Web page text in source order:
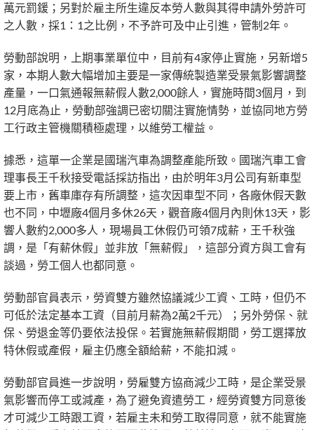
萬元罰鍰；另對於雇主所生違反本勞人數與其得申請外勞許可
之人數，採1：1之比例，不予許可及中止引進，管制2年。
勞動部說明，上期事業單位中，目前有4家停止實施，另新增5
家，本期人數大幅增加主要是一家傳統製造業受景氣影響調整
產量，一口氣通報無薪假人數2,000餘人，實施時間3個月，到
12月底為止，勞動部強調已密切關注實施情勢，並協同地方勞
工行政主管機關積極處理，以維勞工權益。
據悉，這單一企業是國瑞汽車為調整產能所致。國瑞汽車工會
理事長王千秋接受電話採訪指出，由於明年3月公司有新車型
要上市，舊車庫存有所調整，這次因車型不同，各廠休假天數
也不同，中壢廠4個月多休26天，觀音廠4個月內則休13天，影
響人數約2,000多人，現場員工休假仍可領7成薪，王千秋強
調，是「有薪休假」並非放「無薪假」，這部分資方與工會有
談過，勞工個人也都同意。
勞動部官員表示，勞資雙方雖然協議減少工資、工時，但仍不
可低於法定基本工資（目前月薪為2萬2千元）；另外勞保、就
保、勞退金等仍要依法投保。若實施無薪假期間，勞工選擇放
特休假或產假，雇主仍應全額給薪，不能扣減。
勞動部官員進一步說明，勞雇雙方協商減少工時，是企業受景
氣影響而停工或減產，為了避免資遣勞工，經勞資雙方同意後
才可減少工時跟工資，若雇主未和勞工取得同意，就不能實施